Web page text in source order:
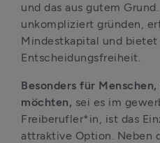
und das aus gutem
unkompliziert gründen,
Mindestkapital und bietet
Entscheidungsfreiheit.
Besonders für
möchten, sei es im
Freiberufler*in, ist das
attraktive Option. Neben